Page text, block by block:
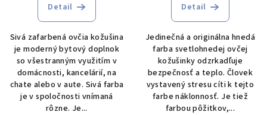
Detail
Sivá zafarbená ovčia kožušina
je moderný bytový doplnok
so všestranným využitím v
domácnosti, kancelárií, na
chate alebo v aute. Sivá farba
je v spoločnosti vnímaná
rôzne. Je...
Detail
Jedinečná a originálna hnedá
farba svetlohnedej ovčej
kožušinky odzrkadľuje
bezpečnosť a teplo. Človek
vystavený stresu cíti k tejto
farbe náklonnosť. Je tiež
farbou pôžitkov,...